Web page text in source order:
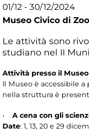
01/12 - 30/12/2024
Museo Civico di
Le attività sono
studiano nel II
Attività presso il
Il Museo è accessibile a
nella struttura è
• A cena con gli
Date: 1, 13, 20 e 29